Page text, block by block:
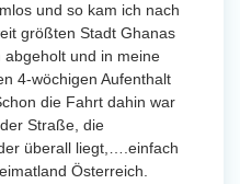
und so kam ich nach
größten Stadt Ghanas
und in meine
4-wöchigen Aufenthalt
die Fahrt dahin war
Straße, die
überall liegt,….einfach
Österreich.